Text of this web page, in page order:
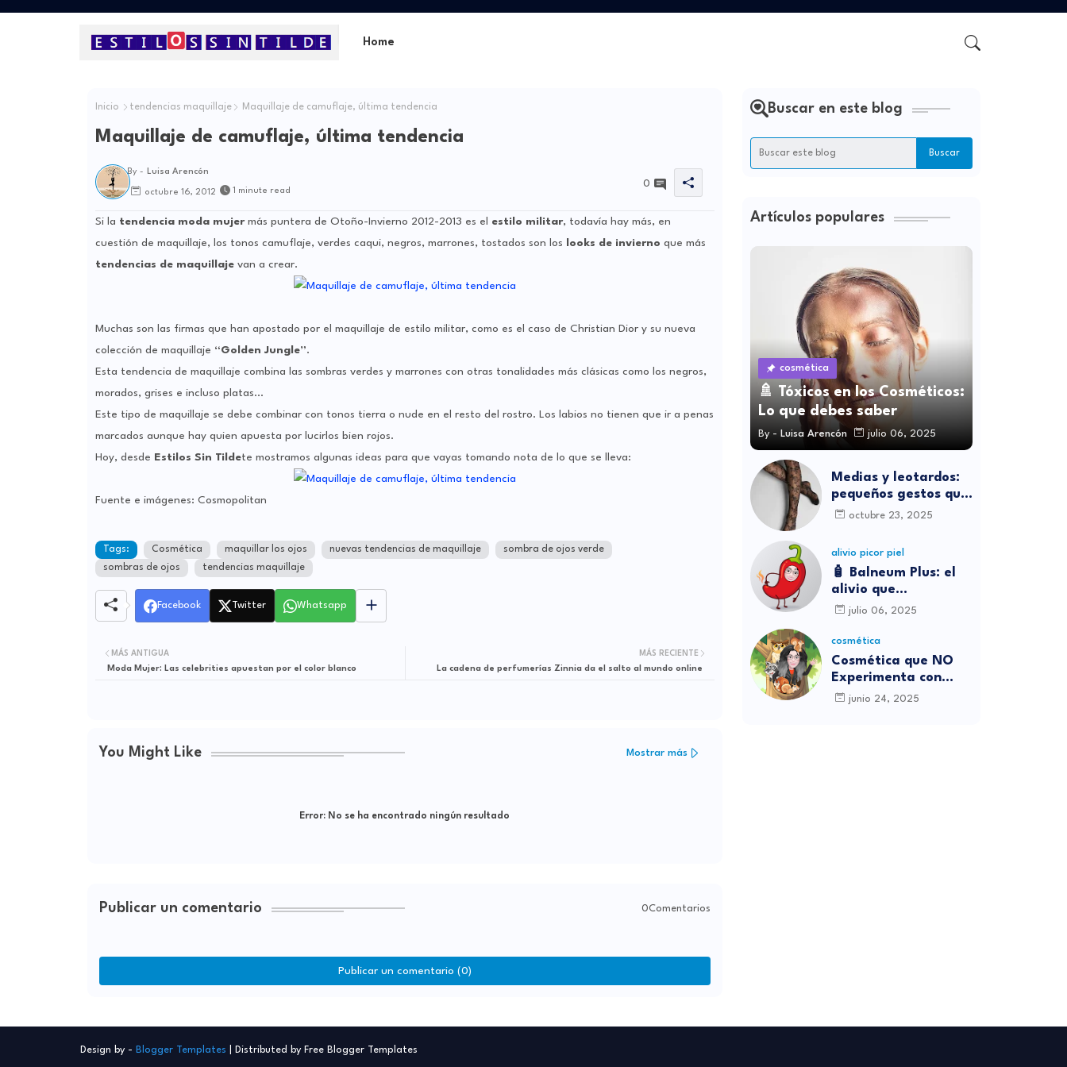
Home
Inicio tendencias maquillaje Maquillaje de camuflaje, última tendencia
Maquillaje de camuflaje, última tendencia
By - Luisa Arencón
octubre 16, 2012 1 minute read
0
Si la tendencia moda mujer más puntera de Otoño-Invierno 2012-2013 es el estilo militar, todavía hay más, en
cuestión de maquillaje, los tonos camuflaje, verdes caqui, negros, marrones, tostados son los
looks de invierno que más
tendencias de maquillaje van a crear.
Muchas son las firmas que han apostado por el maquillaje de estilo militar, como es el caso de Christian Dior y su nueva
colección de maquillaje “Golden Jungle”.
Esta tendencia de maquillaje combina las sombras verdes y marrones con otras tonalidades más clásicas como los negros,
morados, grises e incluso platas…
Este tipo de maquillaje se debe combinar con tonos tierra o nude en el resto del rostro. Los labios no tienen que ir a penas
marcados aunque hay quien apuesta por lucirlos bien rojos.
Hoy, desde Estilos Sin Tildete mostramos algunas ideas para que vayas tomando nota de lo que se lleva:
Fuente e imágenes: Cosmopolitan
Tags: Cosmética maquillar los ojos nuevas tendencias de maquillaje
sombra de ojos verde
sombras de ojos
tendencias maquillaje
Facebook Twitter Whatsapp
MÁS RECIENTE
La cadena de perfumerías Zinnia da el salto al mundo online
MÁS ANTIGUA
Moda Mujer: Las celebrities apuestan por el color blanco
You Might Like Mostrar más
Error: No se ha encontrado ningún resultado
Publicar un comentario 0Comentarios
Publicar un comentario (0)
Buscar en este blog
Artículos populares
cosmética
🚿 Tóxicos en los Cosméticos:
Lo que debes saber
By - Luisa Arencón julio 06, 2025
Medias y leotardos:
pequeños gestos que
transforman cómo
octubre 23, 2025
alivio picor piel
🧴 Balneum Plus: el
alivio que
necesitábamos para
julio 06, 2025
cosmética
Cosmética que NO
Experimenta con
Animales
junio 24, 2025
Design by - Blogger Templates | Distributed by Free Blogger Templates